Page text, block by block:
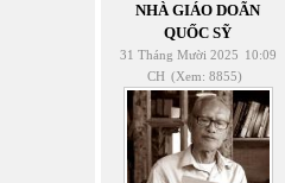
NHÀ GIÁO DOÃN
QUỐC SỸ
31 Tháng Mười 2025 10:09
CH (Xem: 8855)